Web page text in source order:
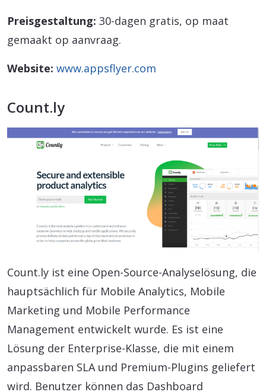
Preisgestaltung: 30-dagen gratis, op maat
gemaakt op aanvraag.
Website: www.appsflyer.com
Count.ly
Count.ly ist eine Open-Source-Analyselösung, die
hauptsächlich für Mobile Analytics, Mobile
Marketing und Mobile Performance
Management entwickelt wurde. Es ist eine
Lösung der Enterprise-Klasse, die mit einem
anpassbaren SLA und Premium-Plugins geliefert
wird. Benutzer können das Dashboard